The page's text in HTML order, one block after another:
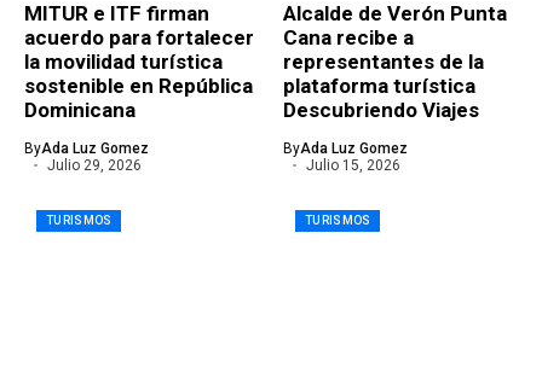
MITUR e ITF firman
acuerdo para fortalecer
la movilidad turística
sostenible en República
Dominicana
ByAda Luz Gomez
Julio 29, 2026
Alcalde de Verón Punta
Cana recibe a
representantes de la
plataforma turística
Descubriendo Viajes
ByAda Luz Gomez
Julio 15, 2026
TURISMOS TURISMOS